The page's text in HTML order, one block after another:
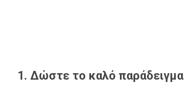
1. Δώστε το καλό παράδειγμα